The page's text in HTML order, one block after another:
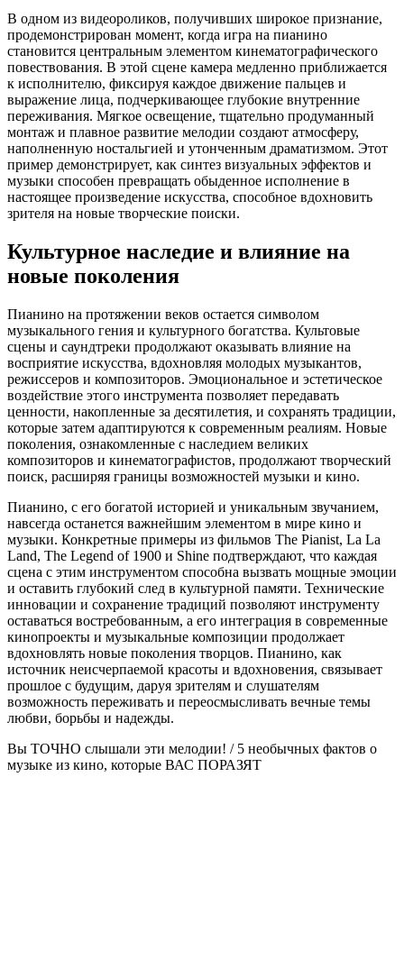
В одном из видеороликов, получивших широкое признание,
продемонстрирован момент, когда игра на пианино
становится центральным элементом кинематографического
повествования. В этой сцене камера медленно приближается
к исполнителю, фиксируя каждое движение пальцев и
выражение лица, подчеркивающее глубокие внутренние
переживания. Мягкое освещение, тщательно продуманный
монтаж и плавное развитие мелодии создают атмосферу,
наполненную ностальгией и утонченным драматизмом. Этот
пример демонстрирует, как синтез визуальных эффектов и
музыки способен превращать обыденное исполнение в
настоящее произведение искусства, способное вдохновить
зрителя на новые творческие поиски.
Культурное наследие и влияние на
новые поколения
Пианино на протяжении веков остается символом
музыкального гения и культурного богатства. Культовые
сцены и саундтреки продолжают оказывать влияние на
восприятие искусства, вдохновляя молодых музыкантов,
режиссеров и композиторов. Эмоциональное и эстетическое
воздействие этого инструмента позволяет передавать
ценности, накопленные за десятилетия, и сохранять традиции,
которые затем адаптируются к современным реалиям. Новые
поколения, ознакомленные с наследием великих
композиторов и кинематографистов, продолжают творческий
поиск, расширяя границы возможностей музыки и кино.
Пианино, с его богатой историей и уникальным звучанием,
навсегда останется важнейшим элементом в мире кино и
музыки. Конкретные примеры из фильмов The Pianist, La La
Land, The Legend of 1900 и Shine подтверждают, что каждая
сцена с этим инструментом способна вызвать мощные эмоции
и оставить глубокий след в культурной памяти. Технические
инновации и сохранение традиций позволяют инструменту
оставаться востребованным, а его интеграция в современные
кинопроекты и музыкальные композиции продолжает
вдохновлять новые поколения творцов. Пианино, как
источник неисчерпаемой красоты и вдохновения, связывает
прошлое с будущим, даруя зрителям и слушателям
возможность переживать и переосмысливать вечные темы
любви, борьбы и надежды.
Вы ТОЧНО слышали эти мелодии! / 5 необычных фактов о
музыке из кино, которые ВАС ПОРАЗЯТ